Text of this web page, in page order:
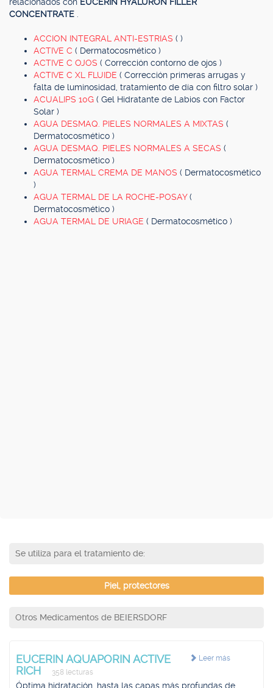
CONCENTRATE
ACCION INTEGRAL ANTI-ESTRIAS ( )
ACTIVE C ( Dermatocosmético )
ACTIVE C OJOS ( Corrección contorno de ojos )
ACTIVE C XL FLUIDE ( Corrección primeras arrugas y
falta de luminosidad, tratamiento de día con filtro solar )
ACUALIPS 10G ( Gel Hidratante de Labios con Factor
Solar )
AGUA DESMAQ. PIELES NORMALES A MIXTAS (
Dermatocosmético )
AGUA DESMAQ. PIELES NORMALES A SECAS (
Dermatocosmético )
AGUA TERMAL CREMA DE MANOS ( Dermatocosmético
)
AGUA TERMAL DE LA ROCHE-POSAY(
Dermatocosmético )
AGUA TERMAL DE URIAGE ( Dermatocosmético )
Se utiliza para el tratamiento de:
Piel, protectores
Otros Medicamentos de BEIERSDORF
Leer más
EUCERIN AQUAPORIN ACTIVE
RICH
358 lecturas
Óptima hidratación, hasta las capas más profundas de